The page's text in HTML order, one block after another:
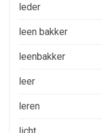
leder
leen bakker
leenbakker
leer
leren
licht